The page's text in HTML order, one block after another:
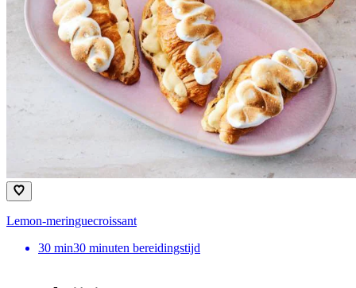
Lemon-meringuecroissant
30 min30 minuten bereidingstijd